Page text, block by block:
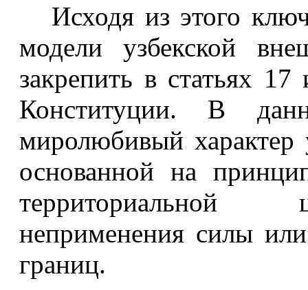
Исходя из этого
модели узбекской
закрепить в статьях
Конституции. В
миролюбивый характер
основанной на
территориальной
неприменения силы
границ.